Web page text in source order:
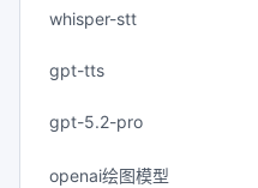
whisper-stt
gpt-tts
gpt-5.2-pro
openai绘图模型